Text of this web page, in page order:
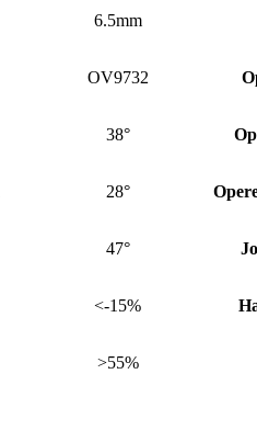
6.5mm
OV9732
38°
28°
47°
<-15%
>55%